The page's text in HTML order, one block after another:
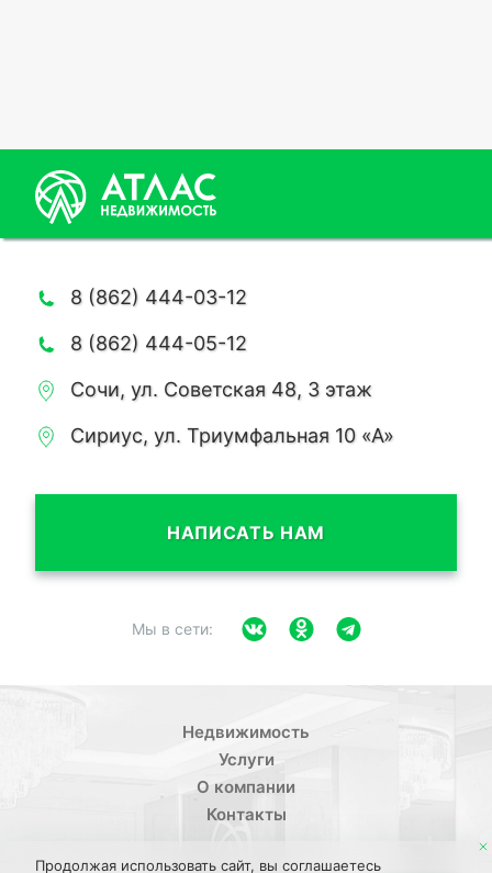
8 (862) 444-03-12
8 (862) 444-05-12
Сочи, ул. Советская 48, 3 этаж
Сириус, ул. Триумфальная 10 «А»
НАПИСАТЬ НАМ
Мы в сети:
Недвижимость
Услуги
О компании
Контакты
Продолжая использовать сайт, вы соглашаетесь